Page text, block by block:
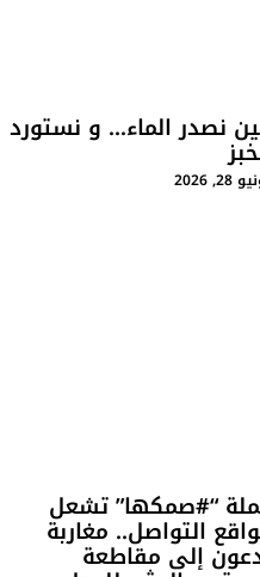
نصدر الماء… و نستورد
2026
“#صمكها” تشعل
التواصل.. مغاربة
إلى مقاطعة